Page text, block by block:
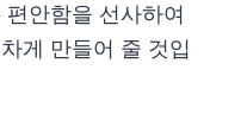
안함을 선사하여
게 만들어 줄 것입